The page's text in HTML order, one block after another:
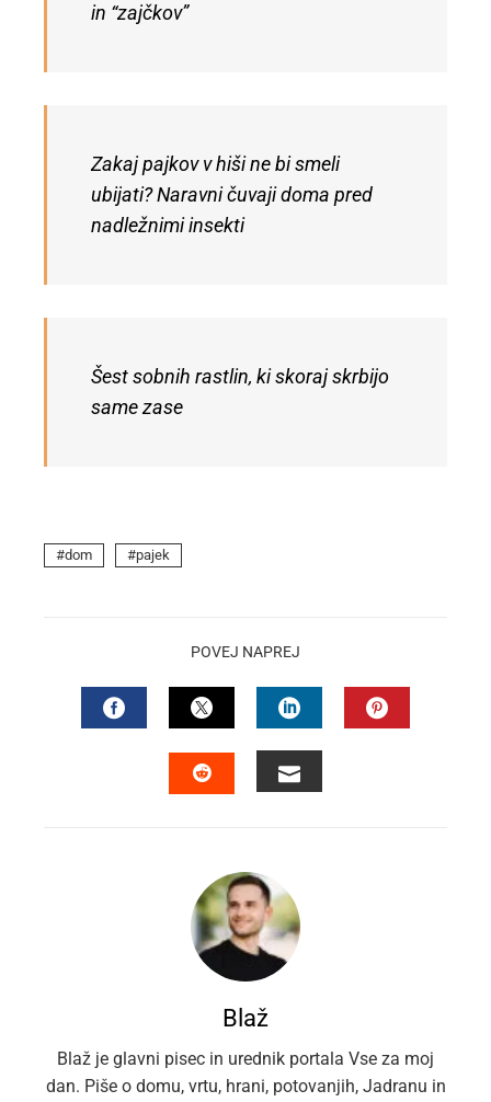
in “zajčkov”
Zakaj pajkov v hiši ne bi smeli
ubijati? Naravni čuvaji doma pred
nadležnimi insekti
Šest sobnih rastlin, ki skoraj skrbijo
same zase
dom pajek
POVEJ NAPREJ
FACEBOOKTWITTERLINKEDIN
Blaž
Blaž je glavni pisec in urednik portala Vse za moj
dan. Piše o domu, vrtu, hrani, potovanjih, Jadranu in